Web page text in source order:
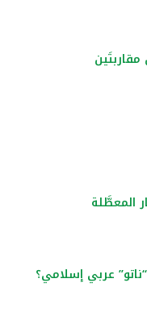
المعطَّلة
عربي إسلامي؟